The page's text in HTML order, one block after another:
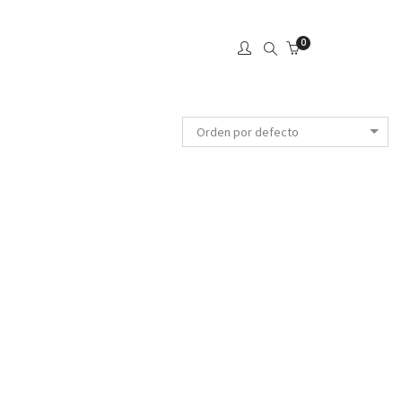
0
Orden por defecto